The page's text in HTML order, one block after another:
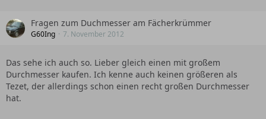
Fragen zum Duchmesser am Fächerkrümmer
G60Ing 7. November 2012
Das sehe ich auch so. Lieber gleich einen mit großem
Durchmesser kaufen. Ich kenne auch keinen größeren als
Tezet, der allerdings schon einen recht großen Durchmesser
hat.